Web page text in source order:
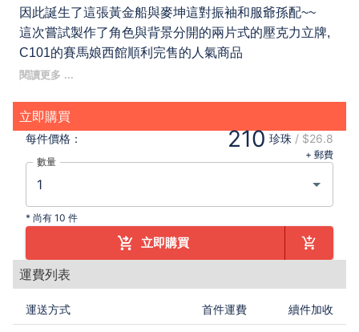
因此誕生了這張黃金船與麥坤這對振袖和服爺孫配~~
這次嘗試製作了角色與背景分開的兩片式的壓克力立牌,
C101的賽馬娘西館順利完售的人氣商品
有霧化背景和透明背景兩種可以選擇
背景：232.22mm X 164mm
台座：110mm X 80.2mm
以尺寸和兩片式來說這價格超划算的拉~
若喜歡請快下標喔~~
立即購買
每件價格： 210 珍珠 / $26.8
+ 郵費
數量
* 尚有 10 件
立即購買
運費列表
運送方式 首件運費 續件加收